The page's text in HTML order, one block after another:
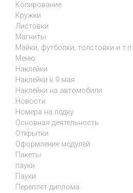
Копирование
Кружки
Листовки
Магниты
Майки, футболки, толстовки и т.п.
Меню
Наклейки
Наклейки к 9 мая
Наклейки на автомобили
Новости
Номера на лодку
Основная деятельность
Открытки
Оформление модулей
Пакеты
пауки
Пауки
Переплет диплома